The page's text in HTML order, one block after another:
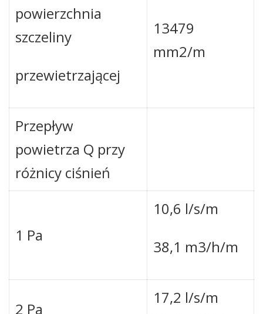
powierzchnia
szczeliny
przewietrzającej
13479
mm2/m
Przepływ
powietrza Q przy
różnicy ciśnień
1 Pa
10,6 l/s/m
38,1 m3/h/m
2 Pa
17,2 l/s/m